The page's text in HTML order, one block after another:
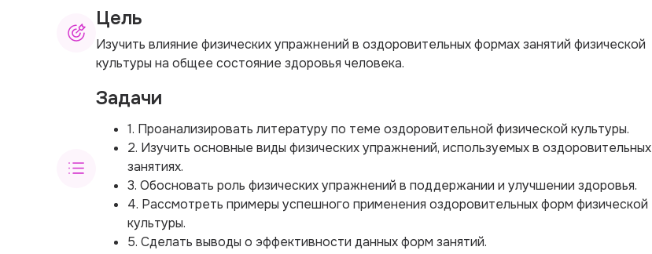
Цель
Изучить влияние физических упражнений в оздоровительных формах занятий физической
культуры на общее состояние здоровья человека.
Задачи
1. Проанализировать литературу по теме оздоровительной физической культуры.
2. Изучить основные виды физических упражнений, используемых в оздоровительных
занятиях.
3. Обосновать роль физических упражнений в поддержании и улучшении здоровья.
4. Рассмотреть примеры успешного применения оздоровительных форм физической
культуры.
5. Сделать выводы о эффективности данных форм занятий.